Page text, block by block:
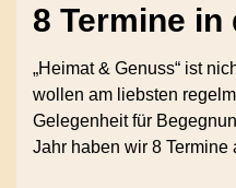
8 Termine
„Heimat & Genuss“ ist
wollen am liebsten
Gelegenheit für
Jahr haben wir 8 Termine